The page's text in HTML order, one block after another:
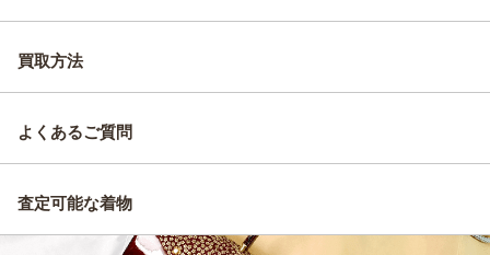
買取方法
よくあるご質問
査定可能な着物